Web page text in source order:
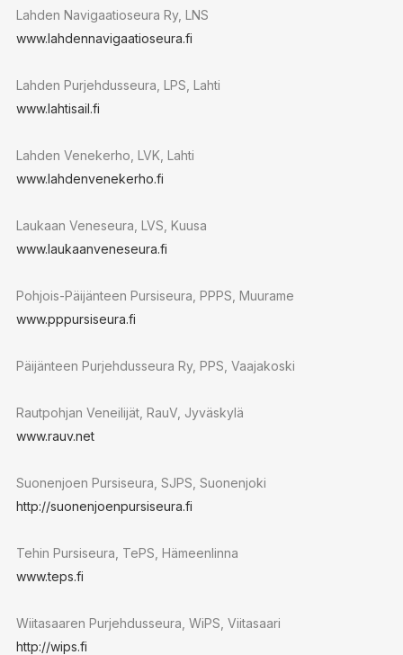
Lahden Navigaatioseura Ry, LNS
www.lahdennavigaatioseura.fi
Lahden Purjehdusseura, LPS, Lahti
www.lahtisail.fi
Lahden Venekerho, LVK, Lahti
www.lahdenvenekerho.fi
Laukaan Veneseura, LVS, Kuusa
www.laukaanveneseura.fi
Pohjois-Päijänteen Pursiseura, PPPS, Muurame
www.pppursiseura.fi
Päijänteen Purjehdusseura Ry, PPS, Vaajakoski
Rautpohjan Veneilijät, RauV, Jyväskylä
www.rauv.net
Suonenjoen Pursiseura, SJPS, Suonenjoki
http://suonenjoenpursiseura.fi
Tehin Pursiseura, TePS, Hämeenlinna
www.teps.fi
Wiitasaaren Purjehdusseura, WiPS, Viitasaari
http://wips.fi